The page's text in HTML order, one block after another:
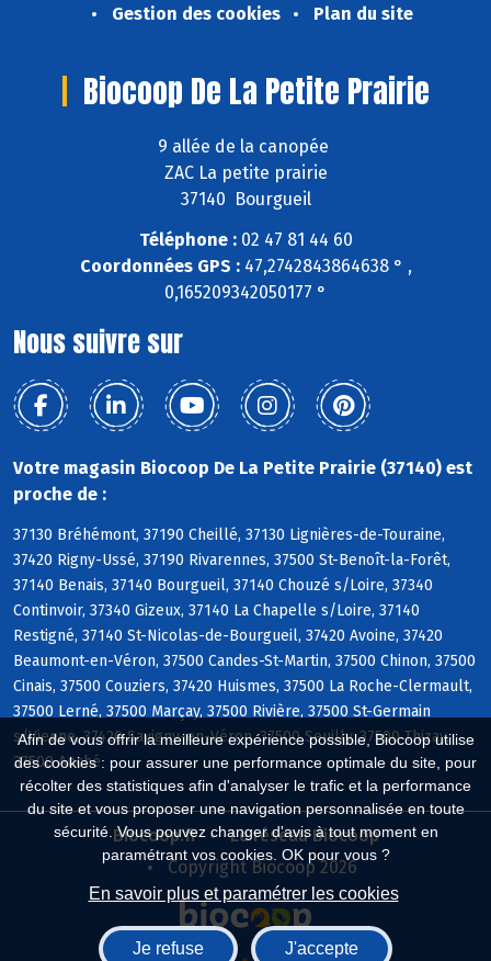
Afin de vous offrir la meilleure expérience possible, Biocoop utilise
des cookies : pour assurer une performance optimale du site, pour
récolter des statistiques afin d'analyser le trafic et la performance
du site et vous proposer une navigation personnalisée en toute
sécurité. Vous pouvez changer d'avis à tout moment en
paramétrant vos cookies. OK pour vous ?
En savoir plus et paramétrer les cookies
Je refuse J'accepte
Gestion des cookies
Plan du site
Biocoop De La Petite Prairie
9 allée de la canopée
ZAC La petite prairie
37140 Bourgueil
Téléphone :02 47 81 44 60
Coordonnées GPS :47,2742843864638 ° ,
0,165209342050177 °
Nous suivre sur
Votre magasin Biocoop De La Petite Prairie (37140) est
proche de :
37130 Bréhémont, 37190 Cheillé, 37130 Lignières-de-Touraine,
37420 Rigny-Ussé, 37190 Rivarennes, 37500 St-Benoît-la-Forêt,
37140 Benais, 37140 Bourgueil, 37140 Chouzé s/Loire, 37340
Continvoir, 37340 Gizeux, 37140 La Chapelle s/Loire, 37140
Restigné, 37140 St-Nicolas-de-Bourgueil, 37420 Avoine, 37420
Beaumont-en-Véron, 37500 Candes-St-Martin, 37500 Chinon, 37500
Cinais, 37500 Couziers, 37420 Huismes, 37500 La Roche-Clermault,
37500 Lerné, 37500 Marçay, 37500 Rivière, 37500 St-Germain
s/Vienne, 37420 Savigny-en-Véron, 37500 Seuilly, 37500 Thizay,
37500 Anché
Biocoop.fr
Le réseau Biocoop
Copyright Biocoop 2026